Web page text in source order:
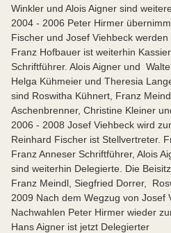
Winkler und Alois Aigner sind
2004 - 2006 Peter Hirmer
Fischer und Josef Viehbeck werden
Franz Hofbauer ist weiterhin
Schriftführer. Alois Aigner und
Helga Kühmeier und Theresia
sind Roswitha Kühnert, Franz
Aschenbrenner, Christine Kleiner
2006 - 2008 Josef Viehbeck wird
Reinhard Fischer ist Stellvertreter.
Franz Anneser Schriftführer, Alois
sind weiterhin Delegierte. Die
Franz Meindl, Siegfried Dorrer,
2009 Nach dem Wegzug von Josef
Nachwahlen Peter Hirmer wieder
Hans Aigner ist jetzt Delegierter